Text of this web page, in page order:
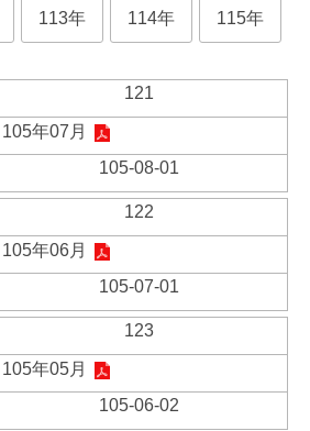
113年 114年 115年
121
105年07月
105-08-01
122
105年06月
105-07-01
123
105年05月
105-06-02